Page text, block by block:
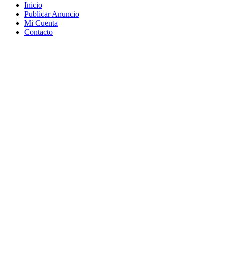
Inicio
Publicar Anuncio
Mi Cuenta
Contacto